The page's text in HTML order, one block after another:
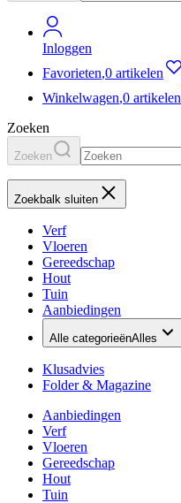
Inloggen
Favorieten,0 artikelen
Winkelwagen,0 artikelen
Zoeken
Zoeken
Zoekbalk sluiten
Verf
Vloeren
Gereedschap
Hout
Tuin
Aanbiedingen
Alle categorieënAlles
Klusadvies
Folder & Magazine
Aanbiedingen
Verf
Vloeren
Gereedschap
Hout
Tuin